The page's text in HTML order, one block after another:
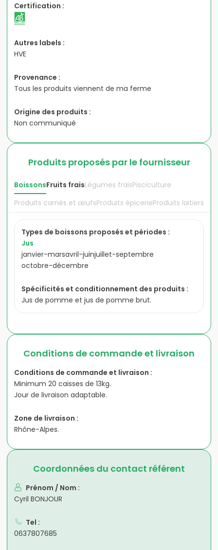
Certification :
Autres labels :
HVE
Provenance :
Tous les produits viennent de ma ferme
Origine des produits :
Non communiqué
Produits proposés par le fournisseur
BoissonsFruits fraisLégumes fraisPisciculture
Produits carnés et œufsProduits épicerieProduits laitiers
Types de boissons proposés et périodes :
Jus
janvier-marsavril-juinjuillet-septembre
octobre-décembre
Spécificités et conditionnement des produits :
Jus de pomme et jus de pomme brut.
Conditions de commande et livraison
Conditions de commande et livraison :
Minimum 20 caisses de 13kg.
Jour de livraison adaptable.
Zone de livraison :
Rhône-Alpes.
Coordonnées du contact référent
Prénom / Nom :
Cyril BONJOUR
Tel :
0637807685